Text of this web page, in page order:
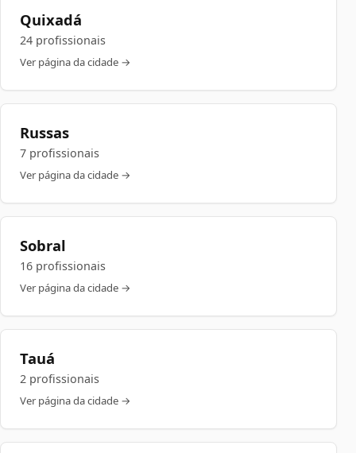
Quixadá
24 profissionais
Ver página da cidade →
Russas
7 profissionais
Ver página da cidade →
Sobral
16 profissionais
Ver página da cidade →
Tauá
2 profissionais
Ver página da cidade →